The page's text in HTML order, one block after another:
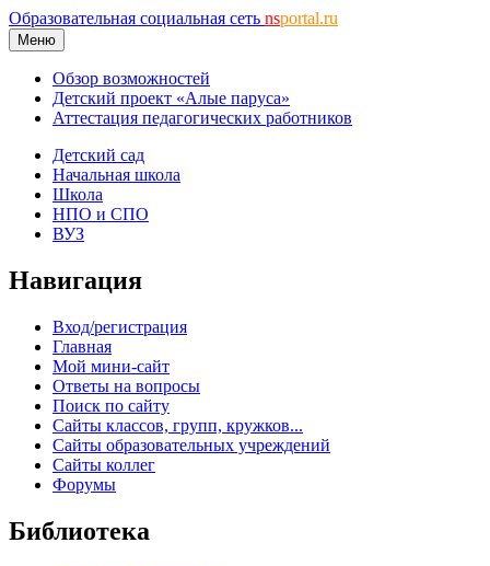
Образовательная социальная сеть nsportal.ru
Меню
Обзор возможностей
Детский проект «Алые паруса»
Аттестация педагогических работников
Детский сад
Начальная школа
Школа
НПО и СПО
ВУЗ
Навигация
Вход/регистрация
Главная
Мой мини-сайт
Ответы на вопросы
Поиск по сайту
Сайты классов, групп, кружков...
Сайты образовательных учреждений
Сайты коллег
Форумы
Библиотека